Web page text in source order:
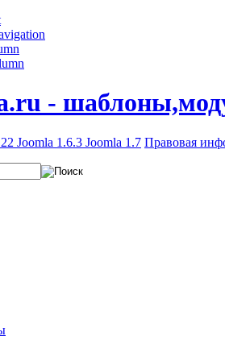
-
Joomla 1.6.3 Joomla 1.7 Правовая